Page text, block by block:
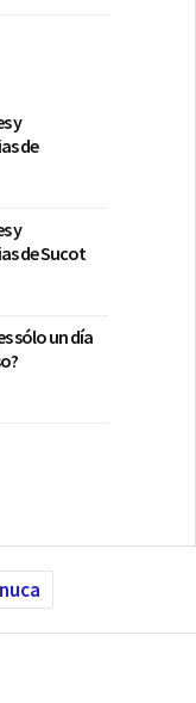
y
de
y
de Sucot
sólo un día